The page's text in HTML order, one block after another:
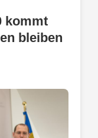
kommt
bleiben